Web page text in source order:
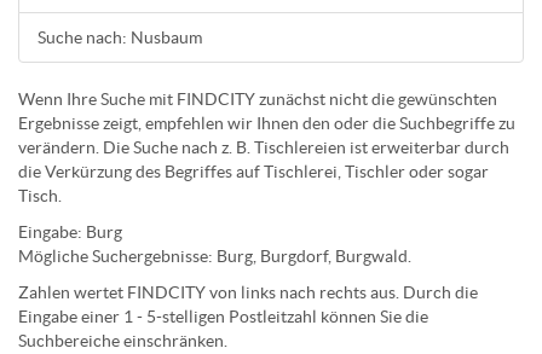
Suche nach: Nusbaum
Wenn Ihre Suche mit FINDCITY zunächst nicht die gewünschten
Ergebnisse zeigt, empfehlen wir Ihnen den oder die Suchbegriffe zu
verändern. Die Suche nach z. B. Tischlereien ist erweiterbar durch
die Verkürzung des Begriffes aufTischlerei Tischleroder sogar
Tisch
Eingabe: Burg
Mögliche Suchergebnisse: Burg Burgdorf, Burgwald.
Zahlen wertet FINDCITY von links nach rechts aus. Durch die
Eingabe einer 1 - 5-stelligen Postleitzahl können Sie die
Suchbereiche einschränken.